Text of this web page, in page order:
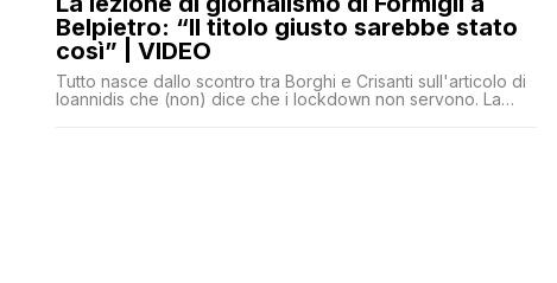
Belpietro: “Il titolo giusto sarebbe stato
così” | VIDEO
Tutto nasce dallo scontro tra Borghi e Crisanti sull'articolo di
Ioannidis che (non) dice che i lockdown non servono. La